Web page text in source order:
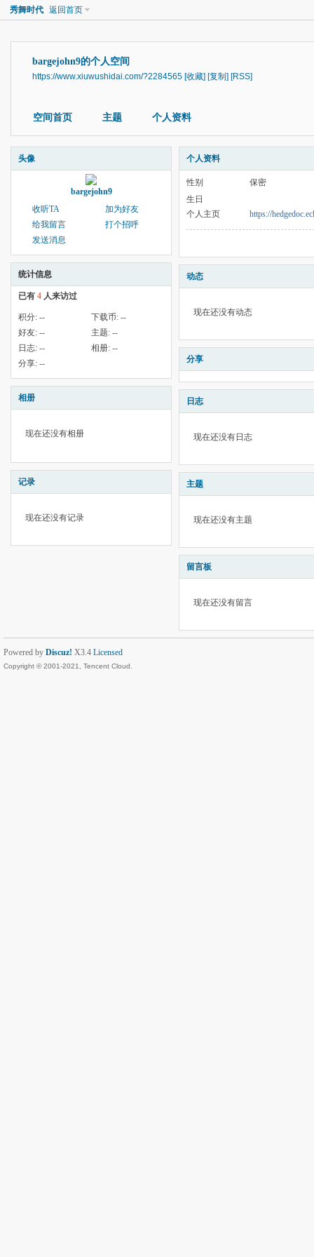
秀舞时代 返回首页
bargejohn9的个人空间
https://www.xiuwushidai.com/?2284565 [收藏] [复制] [RSS]
空间首页 主题 个人资料
头像
bargejohn9
收听TA
加为好友
给我留言
打个招呼
发送消息
统计信息
已有 4 人来访过
积分: -- 下载币: --
好友: -- 主题: --
日志: -- 相册: --
分享: --
相册
现在还没有相册
记录
现在还没有记录
个人资料
性别
保密
生日
个人主页
https://
动态
现在还没有动态
分享
日志
现在还没有日志
主题
现在还没有主题
留言板
现在还没有留言
Powered by Discuz! X3.4 Licensed
Copyright © 2001-2021, Tencent Cloud.